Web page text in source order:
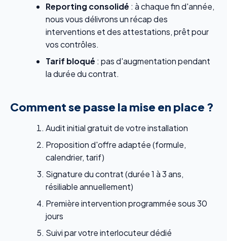
Reporting consolidé : à chaque fin d'année,
nous vous délivrons un récap des
interventions et des attestations, prêt pour
vos contrôles.
Tarif bloqué : pas d'augmentation pendant
la durée du contrat.
Comment se passe la mise en place ?
Audit initial gratuit de votre installation
Proposition d'offre adaptée (formule,
calendrier, tarif)
Signature du contrat (durée 1 à 3 ans,
résiliable annuellement)
Première intervention programmée sous 30
jours
Suivi par votre interlocuteur dédié